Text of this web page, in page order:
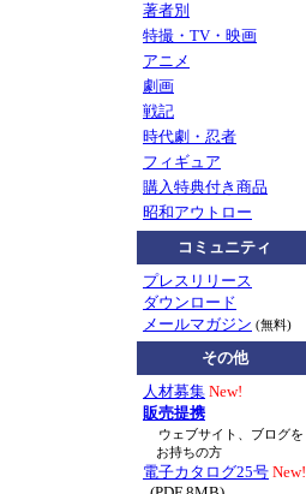
著者別
特撮・TV・映画
アニメ
劇画
戦記
時代劇・忍者
フィギュア
購入特典付き商品
昭和アウトロー
コミュニティ
プレスリリース
ダウンロード
メールマガジン (無料)
その他
人材募集 New!
販売提携
ウェブサイト、ブログを
お持ちの方
電子カタログ25号 New!